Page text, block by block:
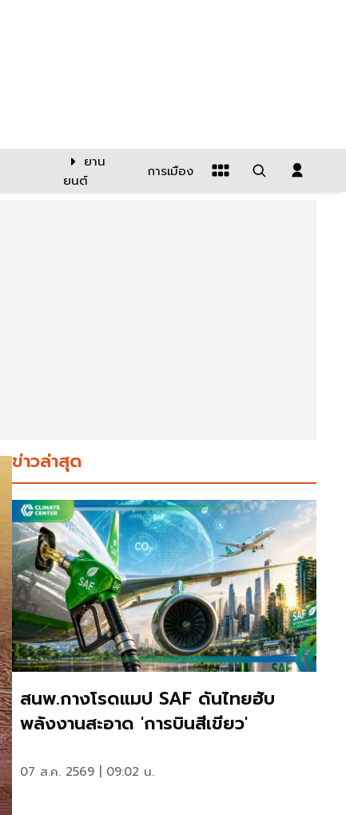
ยาน
ยนต์
การเมือง
ข่าวล่าสุด
สนพ.กางโรดแมป SAF ดันไทยฮับ
พลังงานสะอาด 'การบินสีเขียว'
07 ส.ค. 2569 | 09:02 น.